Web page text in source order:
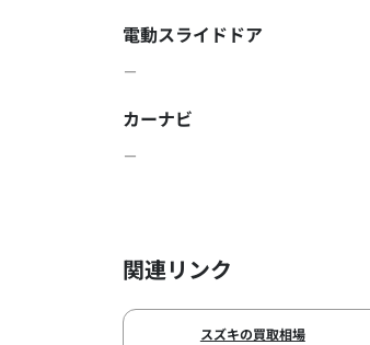
電動スライドドア
－
カーナビ
－
関連リンク
スズキの買取相場